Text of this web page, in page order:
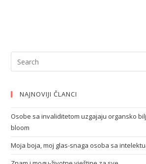
NAJNOVIJI ČLANCI
Osobe sa invaliditetom uzgajaju organsko
bloom
Moja boja, moj glas-snaga osoba sa